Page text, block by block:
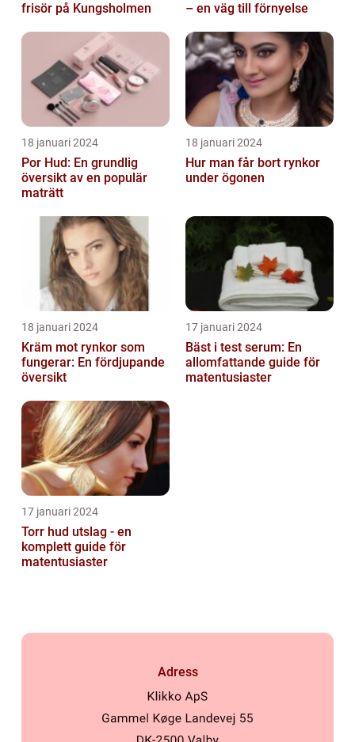
frisör på Kungsholmen
– en väg till förnyelse
18 januari 2024
Por Hud: En grundlig
översikt av en populär
maträtt
18 januari 2024
Hur man får bort rynkor
under ögonen
18 januari 2024
Kräm mot rynkor som
fungerar: En fördjupande
översikt
17 januari 2024
Bäst i test serum: En
allomfattande guide för
matentusiaster
17 januari 2024
Torr hud utslag - en
komplett guide för
matentusiaster
Adress